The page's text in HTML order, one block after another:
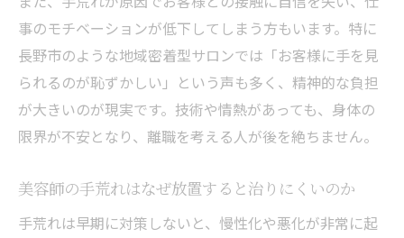
事のモチベーションが低下してしまう方もいます。特に
長野市のような地域密着型サロンでは「お客様に手を見
られるのが恥ずかしい」という声も多く、精神的な負担
が大きいのが現実です。技術や情熱があっても、身体の
限界が不安となり、離職を考える人が後を絶ちません。
美容師の手荒れはなぜ放置すると治りにくいのか
手荒れは早期に対策しないと、慢性化や悪化が非常に起